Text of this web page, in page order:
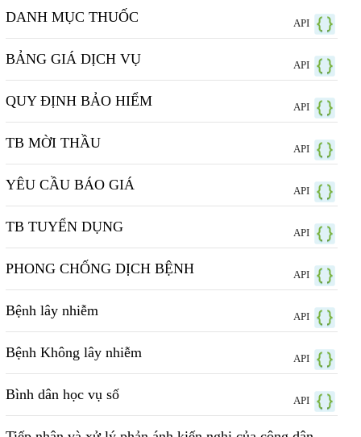
DANH MỤC THUỐC API
BẢNG GIÁ DỊCH VỤ API
QUY ĐỊNH BẢO HIỂM API
TB MỜI THẦU API
YÊU CẦU BÁO GIÁ API
TB TUYỂN DỤNG API
PHONG CHỐNG DỊCH BỆNH API
Bệnh lây nhiễm API
Bệnh Không lây nhiễm API
Bình dân học vụ số API